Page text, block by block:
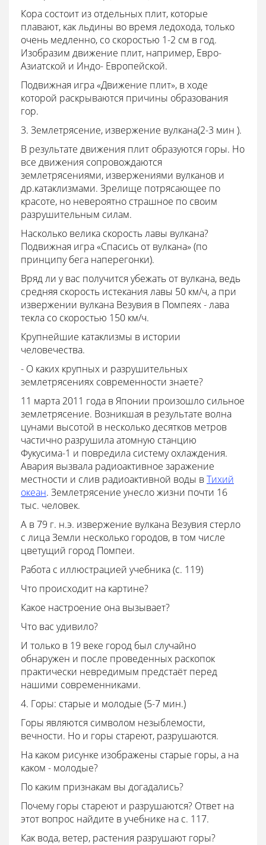
Кора состоит из отдельных плит, которые
плавают, как льдины во время ледохода, только
очень медленно, со скоростью 1-2 см в год.
Изобразим движение плит, например, Евро-
Азиатской и Индо- Европейской.
Подвижная игра «Движение плит», в ходе
которой раскрываются причины образования
гор.
3. Землетрясение, извержение вулкана(2-3 мин ).
В результате движения плит образуются горы. Но
все движения сопровождаются
землетрясениями, извержениями вулканов и
др.катаклизмами. Зрелище потрясающее по
красоте, но невероятно страшное по своим
разрушительным силам.
Насколько велика скорость лавы вулкана?
Подвижная игра «Спасись от вулкана» (по
принципу бега наперегонки).
Вряд ли у вас получится убежать от вулкана, ведь
средняя скорость истекания лавы 50 км/ч, а при
извержении вулкана Везувия в Помпеях - лава
текла со скоростью 150 км/ч.
Крупнейшие катаклизмы в истории
человечества.
- О каких крупных и разрушительных
землетрясениях современности знаете?
11 марта 2011 года в Японии произошло сильное
землетрясение. Возникшая в результате волна
цунами высотой в несколько десятков метров
частично разрушила атомную станцию
Фукусима-1 и повредила систему охлаждения.
Авария вызвала радиоактивное заражение
местности и слив радиоактивной воды вТихий
океан. Землетрясение унесло жизни почти 16
тыс. человек.
А в 79 г. н.э. извержение вулкана Везувия стерло
с лица Земли несколько городов, в том числе
цветущий город Помпеи.
Работа с иллюстрацией учебника (с. 119)
Что происходит на картине?
Какое настроение она вызывает?
Что вас удивило?
И только в 19 веке город был случайно
обнаружен и после проведенных раскопок
практически невредимым предстаёт перед
нашими современниками.
4. Горы: старые и молодые (5-7 мин.)
Горы являются символом незыблемости,
вечности. Но и горы стареют, разрушаются.
На каком рисунке изображены старые горы, а на
каком - молодые?
По каким признакам вы догадались?
Почему горы стареют и разрушаются? Ответ на
этот вопрос найдите в учебнике на с. 117.
Как вода, ветер, растения разрушают горы?